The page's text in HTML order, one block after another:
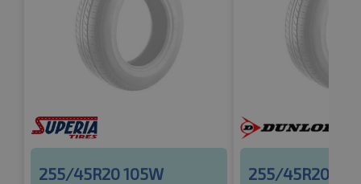
255/45R20 105W 255/45R20